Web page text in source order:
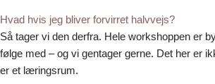
Hvad hvis jeg bliver forvirret halvvejs?
Så tager vi den derfra. Hele workshoppen er
følge med – og vi gentager gerne. Det her er
er et læringsrum.